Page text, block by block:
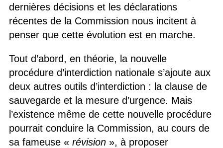
dernières décisions et les déclarations
récentes de la Commission nous incitent à
penser que cette évolution est en marche.
Tout d’abord, en théorie, la nouvelle
procédure d’interdiction nationale s’ajoute aux
deux autres outils d’interdiction : la clause de
sauvegarde et la mesure d’urgence. Mais
l’existence même de cette nouvelle procédure
pourrait conduire la Commission, au cours de
sa fameuse « révision», à proposer